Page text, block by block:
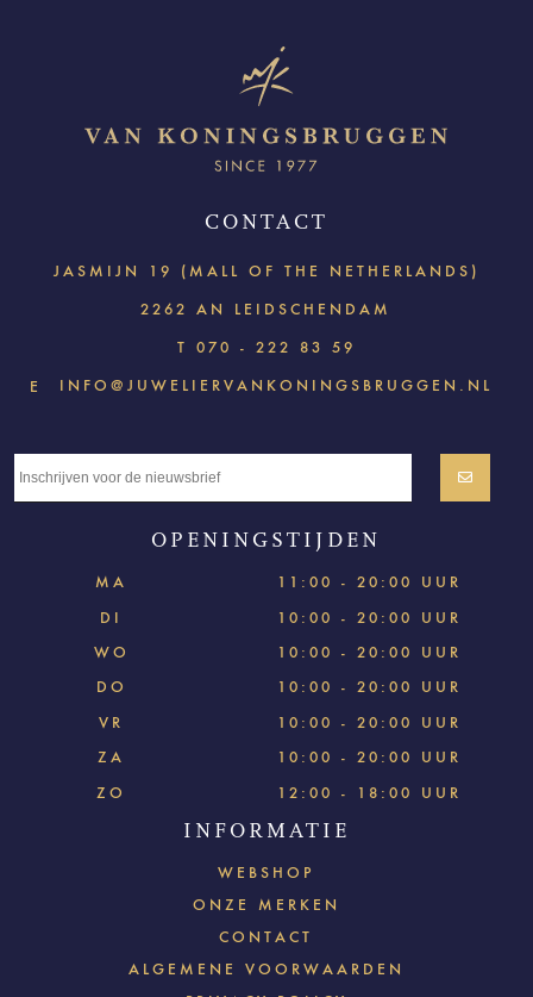
CONTACT
JASMIJN 19 (MALL OF THE NETHERLANDS)
2262 AN LEIDSCHENDAM
T 070 - 222 83 59
E INFO@JUWELIERVANKONINGSBRUGGEN.NL
OPENINGSTIJDEN
MA
11:00 - 20:00 UUR
DI
10:00 - 20:00 UUR
WO
10:00 - 20:00 UUR
DO
10:00 - 20:00 UUR
VR
10:00 - 20:00 UUR
ZA
10:00 - 20:00 UUR
ZO
12:00 - 18:00 UUR
INFORMATIE
WEBSHOP
ONZE MERKEN
CONTACT
ALGEMENE VOORWAARDEN